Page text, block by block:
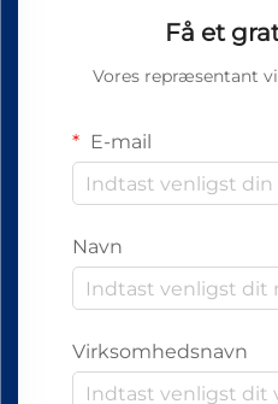
Få et
Vores repræsentant
E-mail
Navn
Virksomhedsnavn